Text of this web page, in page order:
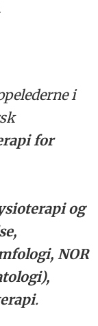
i
for
og
NOR
.